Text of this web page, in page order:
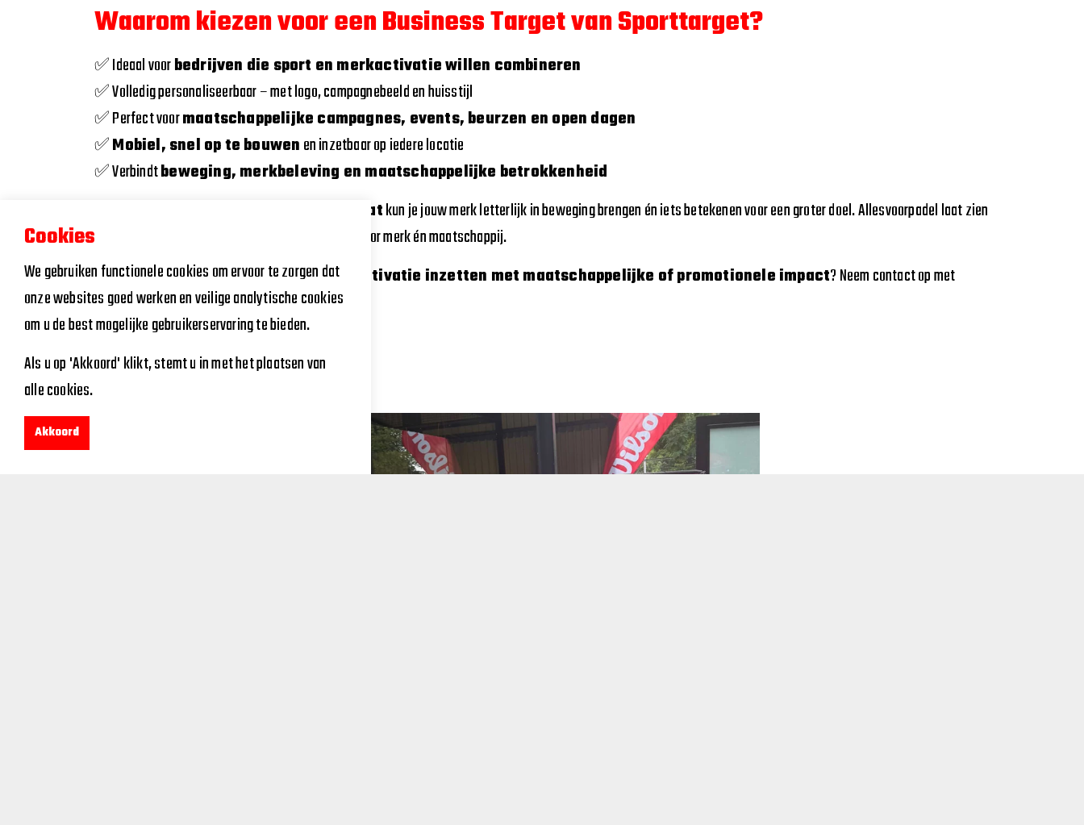
Waarom kiezen voor een Business Target van Sporttarget?
✅ Ideaal voorbedrijven die sport en merkactivatie willen combineren
✅ Volledig personaliseerbaar – met logo, campagnebeeld en huisstijl
✅ Perfect voormaatschappelijke campagnes, events, beurzen en open dagen
✅Mobiel, snel op te bouwenen inzetbaar op iedere locatie
✅ Verbindtbeweging, merkbeleving en maatschappelijke betrokkenheid
custom voetbalactivatie op maatkun je jouw merk letterlijk in beweging brengen én iets betekenen voor een groter doel. Allesvoorpadel laat zien
dat sport een krachtig communicatiemiddel is – voor merk én maatschappij.
👉 Wil jij als organisatie ook eensportieve activatie inzetten met maatschappelijke of promotionele impact? Neem contact op met
Sporttarget en ontdek de mogelijkheden.
Cookies
We gebruiken functionele cookies om ervoor te zorgen dat
onze websites goed werken en veilige analytische cookies
om u de best mogelijke gebruikerservaring te bieden.
Als u op 'Akkoord' klikt, stemt u in met het plaatsen van
alle cookies.
Akkoord